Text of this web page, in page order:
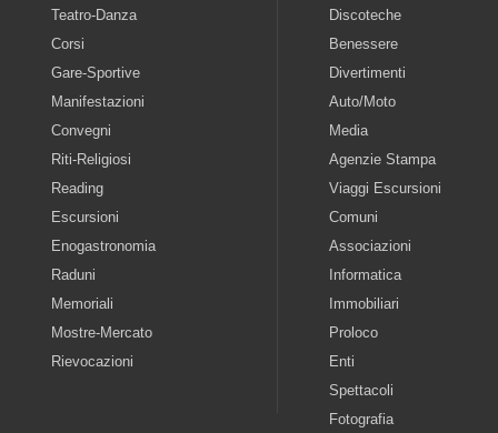
Teatro-Danza
Corsi
Gare-Sportive
Manifestazioni
Convegni
Riti-Religiosi
Reading
Escursioni
Enogastronomia
Raduni
Memoriali
Mostre-Mercato
Rievocazioni
Discoteche
Benessere
Divertimenti
Auto/Moto
Media
Agenzie Stampa
Viaggi Escursioni
Comuni
Associazioni
Informatica
Immobiliari
Proloco
Enti
Spettacoli
Fotografia